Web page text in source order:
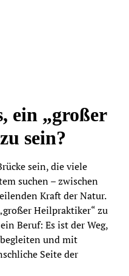
ein „großer
sein?
sein, die viele
suchen – zwischen
Kraft der Natur.
Heilpraktiker“ zu
Beruf: Es ist der Weg,
und mit
Seite der